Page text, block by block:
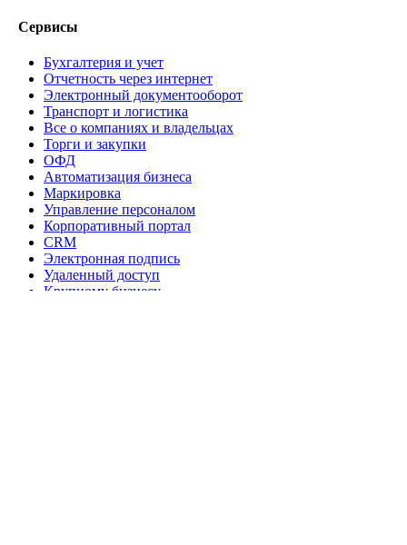
Сервисы
Бухгалтерия и учет
Отчетность через интернет
Электронный документооборот
Транспорт и логистика
Все о компаниях и владельцах
Торги и закупки
ОФД
Автоматизация бизнеса
Маркировка
Управление персоналом
Корпоративный портал
CRM
Электронная подпись
Удаленный доступ
Крупному бизнесу